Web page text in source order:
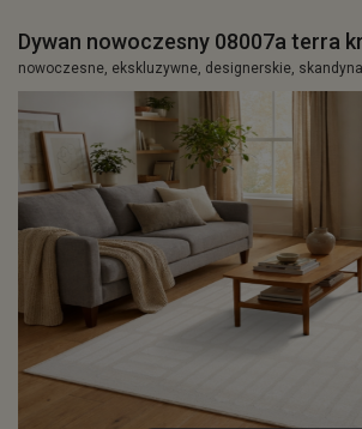
Dywan nowoczesny 08007a terra
nowoczesne, ekskluzywne, designerskie,